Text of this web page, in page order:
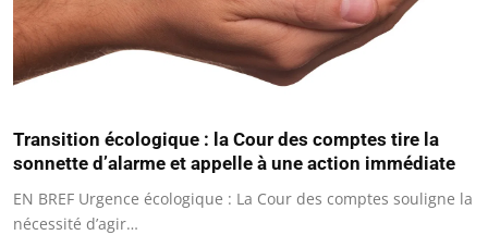
Transition écologique : la Cour des comptes tire la
sonnette d’alarme et appelle à une action immédiate
EN BREF Urgence écologique : La Cour des comptes souligne la
nécessité d’agir…